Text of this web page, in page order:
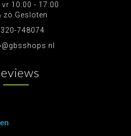
10:00 - 17:00
zo Gesloten
748074